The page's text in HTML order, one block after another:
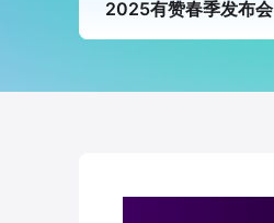
2025有赞春季发布会